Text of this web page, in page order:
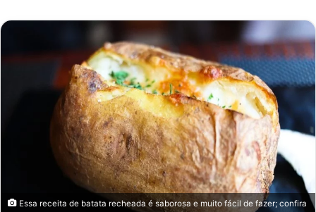
Essa receita de batata recheada é saborosa e muito fácil de fazer; confira